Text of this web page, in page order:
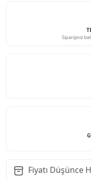
Siparişiniz
Fiyatı Düşünce